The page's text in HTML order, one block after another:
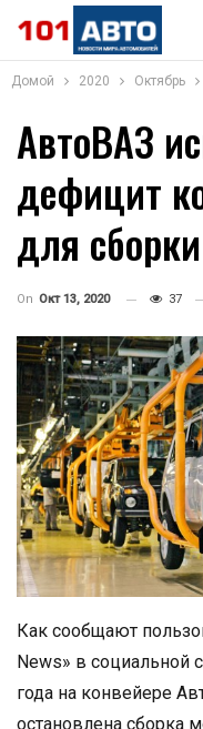
Домой 2020 Октябрь
АвтоВАЗ
дефицит
для
On Окт 13, 2020 37
Как сообщают
News» в социальной
года на конвейере
остановлена сборка